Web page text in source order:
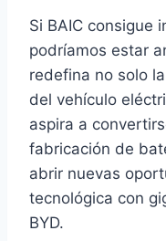
Si BAIC consigue
podríamos estar
redefina no solo
del vehículo
aspira a
fabricación de
abrir nuevas
tecnológica con
BYD.